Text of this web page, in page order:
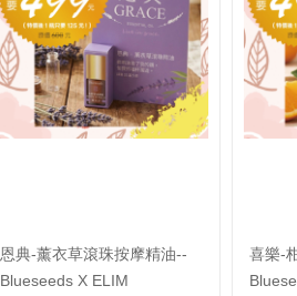
恩典-薰衣草滾珠按摩精油--
Blueseeds X ELIM
喜樂-